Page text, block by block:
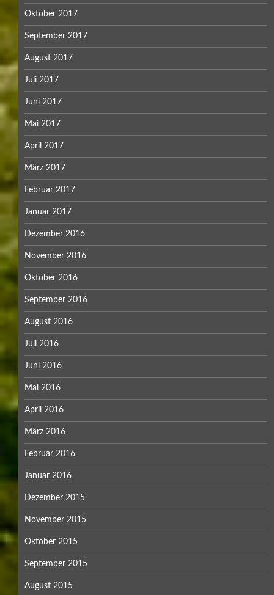
Oktober 2017
September 2017
August 2017
Juli 2017
Juni 2017
Mai 2017
April 2017
März 2017
Februar 2017
Januar 2017
Dezember 2016
November 2016
Oktober 2016
September 2016
August 2016
Juli 2016
Juni 2016
Mai 2016
April 2016
März 2016
Februar 2016
Januar 2016
Dezember 2015
November 2015
Oktober 2015
September 2015
August 2015